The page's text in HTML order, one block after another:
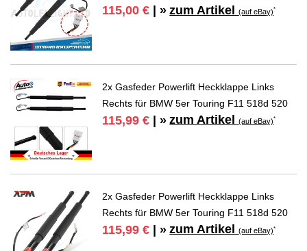
115,00 € | » zum Artikel(auf eBay)*
2x Gasfeder Powerlift Heckklappe Links
Rechts für BMW 5er Touring F11 518d 520
115,99 € | » zum Artikel(auf eBay)*
2x Gasfeder Powerlift Heckklappe Links
Rechts für BMW 5er Touring F11 518d 520
115,99 € | » zum Artikel(auf eBay)*